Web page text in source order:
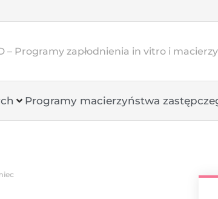
– Programy zapłodnienia in vitro i
Programy macierzyństwa